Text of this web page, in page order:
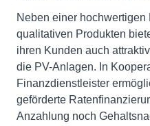
Neben einer hochwertigen
qualitativen Produkten
ihren Kunden auch
die PV-Anlagen. In
Finanzdienstleister
geförderte
Anzahlung noch